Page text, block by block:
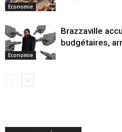
Economie
Economie
Brazzaville
budgétaires,